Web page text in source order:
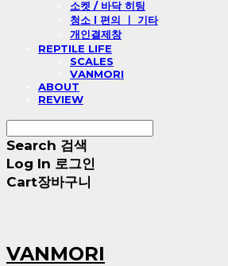
소켓 / 바닥 히팅
청소 l 편의 ㅣ 기타
개인결제창
REPTILE LIFE
SCALES
VANMORI
ABOUT
REVIEW
Search 검색
Log In 로그인
Cart장바구니
VANMORI